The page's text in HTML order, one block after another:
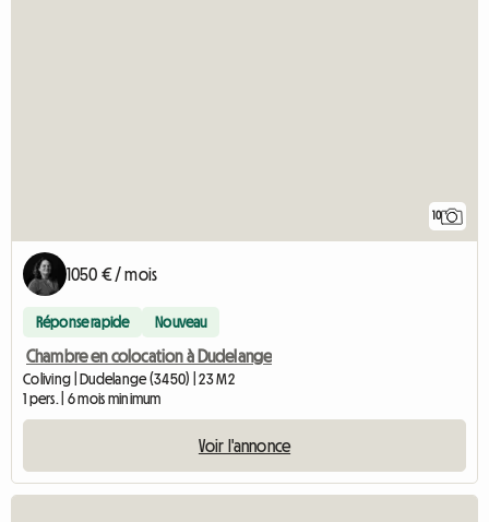
10
1050 € / mois
Réponse rapide Nouveau
Chambre en colocation à Dudelange
Coliving | Dudelange (3450) | 23 M2
1 pers. | 6 mois minimum
Voir l'annonce